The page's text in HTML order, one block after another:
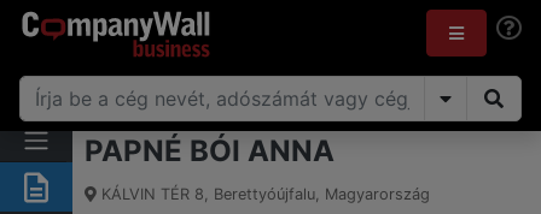
Összegzés
PAPNÉ BÓI ANNA
KÁLVIN TÉR 8, Berettyóújfalu, Magyarország